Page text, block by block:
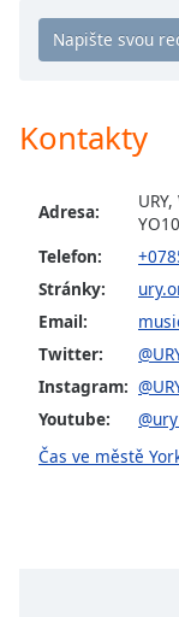
Chapters
Descriptions
off,
Subtitles
subtitles
settings
opens
subtitles
settings
dialog
subtitles
selected
Kontakty
Adresa:
Telefon:
Stránky:
Email:
Twitter:
Instagram:
Youtube:
Čas ve městě